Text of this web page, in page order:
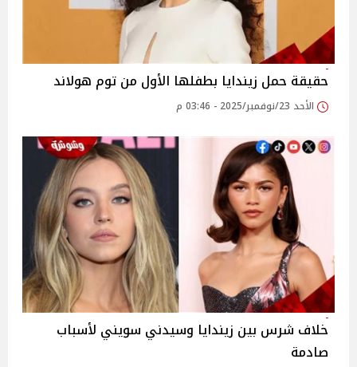
حقيقة حمل زيندايا بطفلها الأول من توم هولاند
الأحد 23/نوفمبر/2025 - 03:46 م
خلاف شرس بين زيندايا وسيدني سويني لأسباب
صادمة